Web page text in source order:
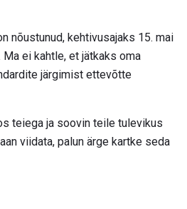
nõustunud, kehtivusajaks 15. mai
ei kahtle, et jätkaks oma
järgimist ettevõtte
teiega ja soovin teile tulevikus
viidata, palun ärge kartke seda